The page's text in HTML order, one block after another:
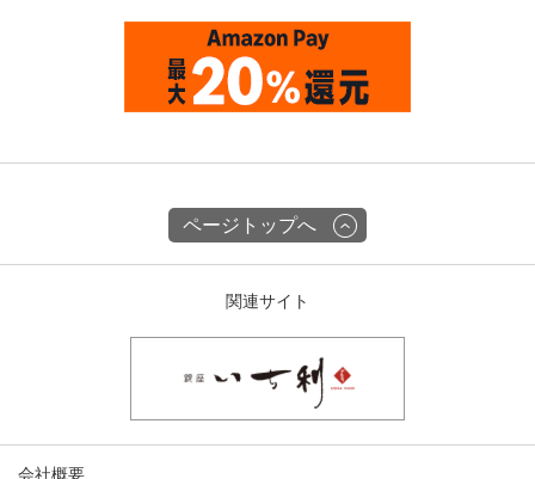
ページトップへ
関連サイト
会社概要